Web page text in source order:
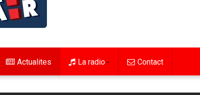
Actualites La radio Contact